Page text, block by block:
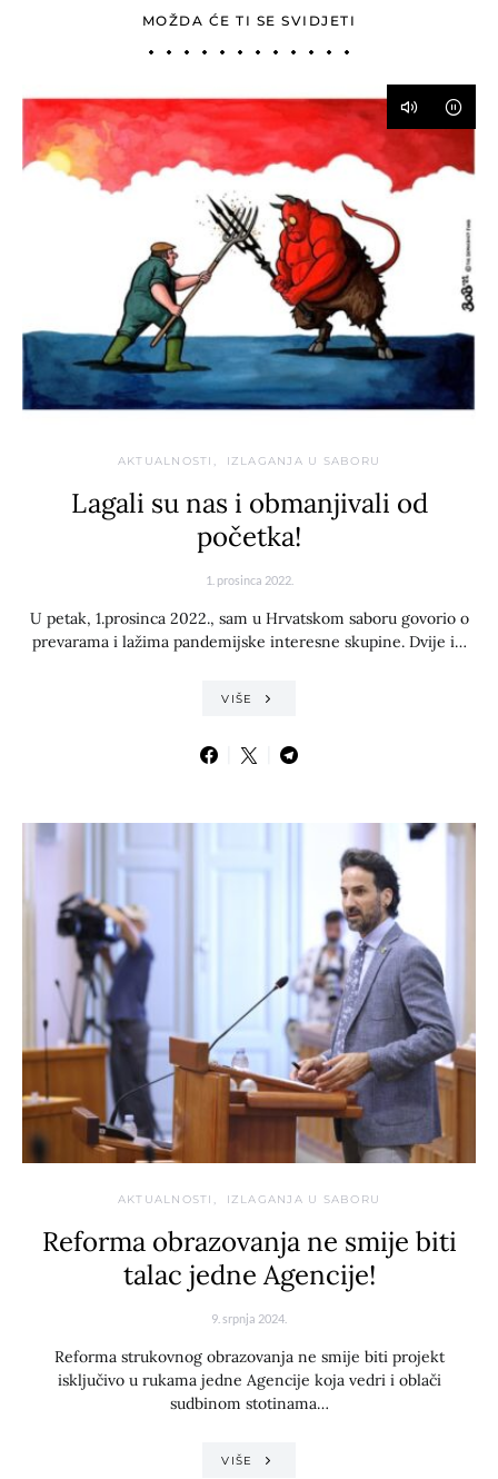
MOŽDA ĆE TI SE SVIDJETI
AKTUALNOSTI IZLAGANJA U SABORU
Lagali su nas i obmanjivali od
početka!
1. prosinca 2022.
U petak, 1.prosinca 2022., sam u Hrvatskom saboru govorio o
prevarama i lažima pandemijske interesne skupine. Dvije i…
VIŠE
AKTUALNOSTI IZLAGANJA U SABORU
Reforma obrazovanja ne smije biti
talac jedne Agencije!
9. srpnja 2024.
Reforma strukovnog obrazovanja ne smije biti projekt
isključivo u rukama jedne Agencije koja vedri i oblači
sudbinom stotinama…
VIŠE